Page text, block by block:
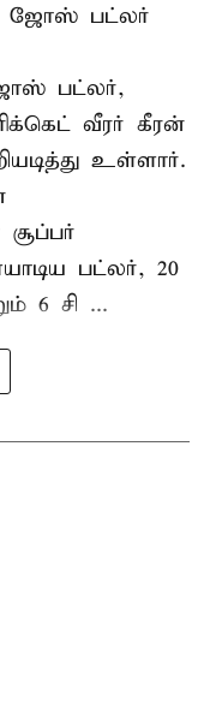
ஜோஸ் பட்லர்
பட்லர்,
வீரர் கீரன்
உள்ளார்.
பட்லர், 20
6 சி ...